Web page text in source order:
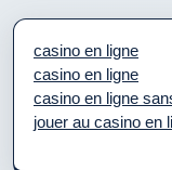
casino en ligne
casino en ligne
casino en ligne
jouer au casino en